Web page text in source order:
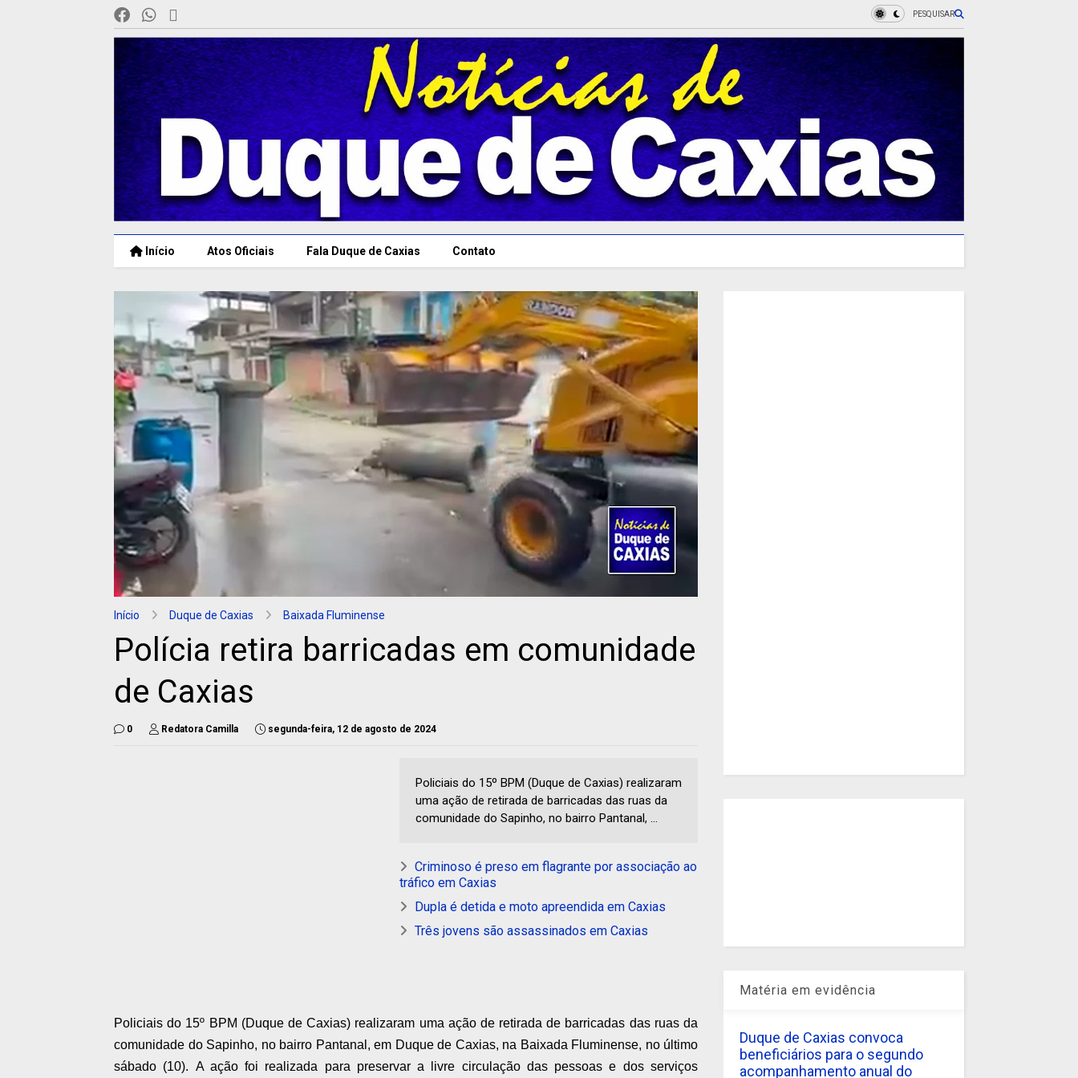
PESQUISAR
Início Atos Oficiais Fala Duque de Caxias Contato
Início Duque de Caxias Baixada Fluminense
Polícia retira barricadas em comunidade
de Caxias
0 Redatora Camilla segunda-feira, 12 de agosto de 2024
Policiais do 15º BPM (Duque de Caxias) realizaram
uma ação de retirada de barricadas das ruas da
comunidade do Sapinho, no bairro Pantanal, ...
Criminoso é preso em flagrante por associação ao
tráfico em Caxias
Dupla é detida e moto apreendida em Caxias
Três jovens são assassinados em Caxias
Policiais do 15º BPM (Duque de Caxias) realizaram uma ação de retirada de barricadas das ruas da
comunidade do Sapinho, no bairro Pantanal, em Duque de Caxias, na Baixada Fluminense, no último
sábado (10). A ação foi realizada para preservar a livre circulação das pessoas e dos serviços
Matéria em evidência
Duque de Caxias convoca
beneficiários para o segundo
acompanhamento anual do